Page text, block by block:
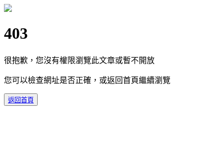
403
很抱歉，您沒有權限瀏覽此文章或暫不開放
您可以檢查網址是否正確，或返回首頁繼續瀏覽
返回首頁